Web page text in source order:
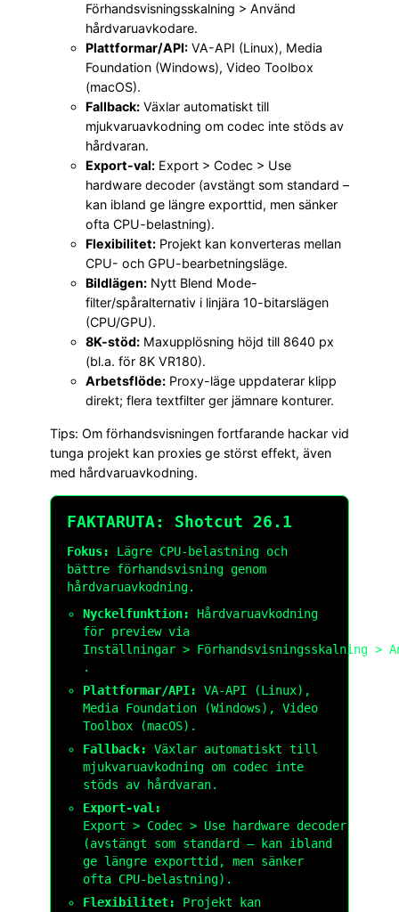
Förhandsvisningsskalning > Använd
hårdvaruavkodare.
Plattformar/API: VA-API (Linux), Media
Foundation (Windows), Video Toolbox
(macOS).
Fallback: Växlar automatiskt till
mjukvaruavkodning om codec inte stöds av
hårdvaran.
Export-val: Export > Codec > Use
hardware decoder (avstängt som standard –
kan ibland ge längre exporttid, men sänker
ofta CPU-belastning).
Flexibilitet: Projekt kan konverteras mellan
CPU- och GPU-bearbetningsläge.
Bildlägen: Nytt Blend Mode-
filter/spåralternativ i linjära 10-bitarslägen
(CPU/GPU).
8K-stöd: Maxupplösning höjd till 8640 px
(bl.a. för 8K VR180).
Arbetsflöde: Proxy-läge uppdaterar klipp
direkt; flera textfilter ger jämnare konturer.
Tips: Om förhandsvisningen fortfarande hackar vid
tunga projekt kan proxies ge störst effekt, även
med hårdvaruavkodning.
FAKTARUTA: Shotcut 26.1
Fokus:
Lägre CPU-belastning och
bättre förhandsvisning genom
hårdvaruavkodning.
Nyckelfunktion:
Hårdvaruavkodning
för preview via
Inställningar > Förhandsvisningsskalning >
.
Plattformar/API:
VA-API (Linux),
Media Foundation (Windows), Video
Toolbox (macOS).
Fallback:
Växlar automatiskt till
mjukvaruavkodning om codec inte
stöds av hårdvaran.
Export-val:
Export > Codec > Use hardware decoder
(avstängt som standard – kan ibland
ge längre exporttid, men sänker
ofta CPU-belastning).
Flexibilitet:
Projekt kan